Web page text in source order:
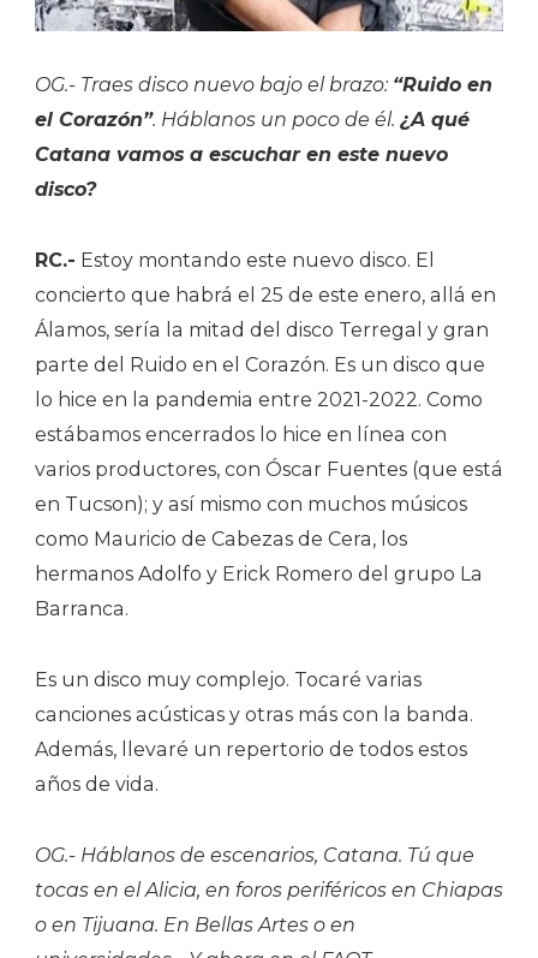
OG.- Traes disco nuevo bajo el brazo: “Ruido en
el Corazón”. Háblanos un poco de él. ¿A qué
Catana vamos a escuchar en este nuevo
disco?
RC.- Estoy montando este nuevo disco. El
concierto que habrá el 25 de este enero, allá en
Álamos, sería la mitad del disco Terregal y gran
parte del Ruido en el Corazón. Es un disco que
lo hice en la pandemia entre 2021-2022. Como
estábamos encerrados lo hice en línea con
varios productores, con Óscar Fuentes (que está
en Tucson); y así mismo con muchos músicos
como Mauricio de Cabezas de Cera, los
hermanos Adolfo y Erick Romero del grupo La
Barranca.
Es un disco muy complejo. Tocaré varias
canciones acústicas y otras más con la banda.
Además, llevaré un repertorio de todos estos
años de vida.
OG.- Háblanos de escenarios, Catana. Tú que
tocas en el Alicia, en foros periféricos en Chiapas
o en Tijuana. En Bellas Artes o en